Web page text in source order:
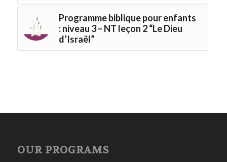
Programme biblique pour enfants
: niveau 3 – NT leçon 2 “Le Dieu
d’Israël”
OUR PROGRAMS